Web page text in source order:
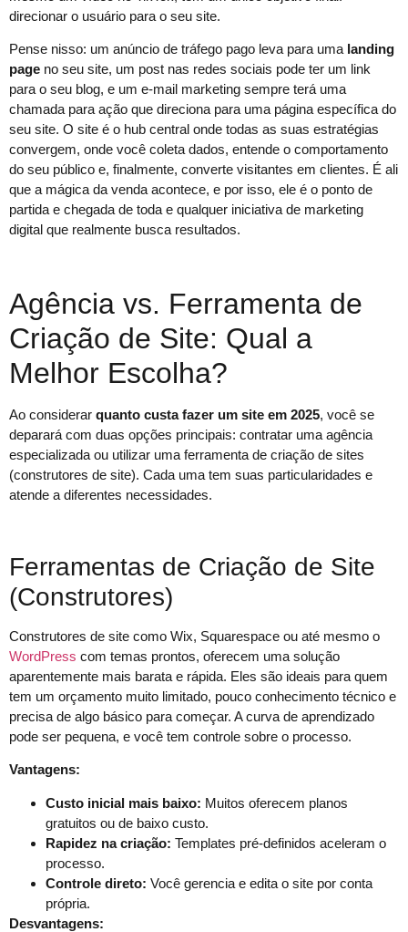
direcionar o usuário para o seu site.
Pense nisso: um anúncio de tráfego pago leva para uma landing
page no seu site, um post nas redes sociais pode ter um link
para o seu blog, e um e-mail marketing sempre terá uma
chamada para ação que direciona para uma página específica do
seu site. O site é o hub central onde todas as suas estratégias
convergem, onde você coleta dados, entende o comportamento
do seu público e, finalmente, converte visitantes em clientes. É ali
que a mágica da venda acontece, e por isso, ele é o ponto de
partida e chegada de toda e qualquer iniciativa de marketing
digital que realmente busca resultados.
Agência vs. Ferramenta de
Criação de Site: Qual a
Melhor Escolha?
Ao considerar quanto custa fazer um site em 2025, você se
deparará com duas opções principais: contratar uma agência
especializada ou utilizar uma ferramenta de criação de sites
(construtores de site). Cada uma tem suas particularidades e
atende a diferentes necessidades.
Ferramentas de Criação de Site
(Construtores)
Construtores de site como Wix, Squarespace ou até mesmo o
WordPress com temas prontos, oferecem uma solução
aparentemente mais barata e rápida. Eles são ideais para quem
tem um orçamento muito limitado, pouco conhecimento técnico e
precisa de algo básico para começar. A curva de aprendizado
pode ser pequena, e você tem controle sobre o processo.
Vantagens:
Custo inicial mais baixo: Muitos oferecem planos
gratuitos ou de baixo custo.
Rapidez na criação: Templates pré-definidos aceleram o
processo.
Controle direto: Você gerencia e edita o site por conta
própria.
Desvantagens: